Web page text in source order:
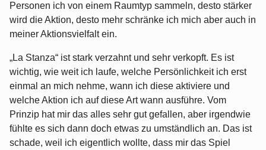
Personen ich von einem Raumtyp sammeln, desto stärker
wird die Aktion, desto mehr schränke ich mich aber auch in
meiner Aktionsvielfalt ein.
„La Stanza“ ist stark verzahnt und sehr verkopft. Es ist
wichtig, wie weit ich laufe, welche Persönlichkeit ich erst
einmal an mich nehme, wann ich diese aktiviere und
welche Aktion ich auf diese Art wann ausführe. Vom
Prinzip hat mir das alles sehr gut gefallen, aber irgendwie
fühlte es sich dann doch etwas zu umständlich an. Das ist
schade, weil ich eigentlich wollte, dass mir das Spiel